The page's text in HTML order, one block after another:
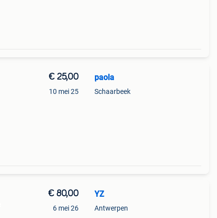
€ 25,00
10 mei 25
paola
Schaarbeek
€ 80,00
6 mei 26
YZ
Antwerpen